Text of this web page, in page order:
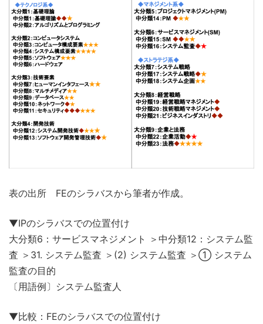
表の出所 FEのシラバスから筆者が作成。
▼IPのシラバスでの位置付け
大分類6：サービスマネジメント ＞中分類12：システム監
査 ＞31. システム監査 ＞(2) システム監査 ＞① システム
監査の目的
〔用語例〕システム監査人
▼比較：FEのシラバスでの位置付け